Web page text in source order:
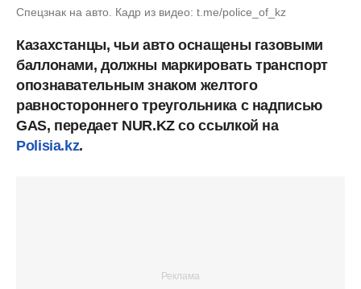
Спецзнак на авто. Кадр из видео: t.me/police_of_kz
Казахстанцы, чьи авто оснащены газовыми
баллонами, должны маркировать транспорт
опознавательным знаком желтого
равностороннего треугольника с надписью
GAS, передает NUR.KZ со ссылкой на
Polisia.kz.